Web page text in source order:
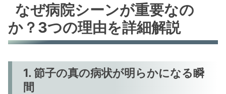
なぜ病院シーンが重要なの
か？3つの理由を詳細解説
1. 節子の真の病状が明らかになる瞬
間